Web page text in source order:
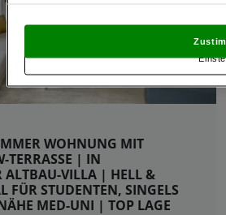
WOHNUNG MIT
TERRASSE | IN
ALTBAU-VILLA | HELL &
FÜR STUDENTEN, SINGELS
MED-UNI | TOP LAGE
und Widerspruch gegen die Verarbeitung auf der
„Cookie Einstellungen“, die sich auf jeder Seite
Wir und unsere Partner verarbeiten
Zugriff auf Informationen auf einem Endgerät.
und der Performance von Inhalten,
Liste der Partner (Lieferanten)